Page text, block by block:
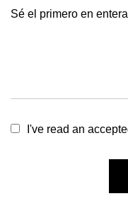
Sé el primero en
I've read an